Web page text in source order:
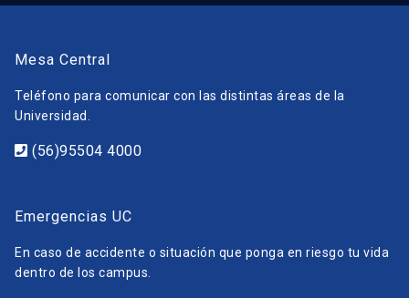
Mesa Central
Teléfono para comunicar con las distintas áreas de la
Universidad.
(56)95504 4000
Emergencias UC
En caso de accidente o situación que ponga en riesgo tu vida
dentro de los campus.